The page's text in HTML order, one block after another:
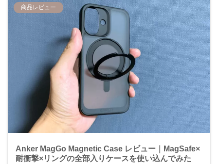
商品レビュー
Anker MagGo Magnetic Case レビュー｜MagSafe×
耐衝撃×リングの全部入りケースを使い込んでみた